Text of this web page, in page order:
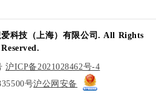
科技（上海）有限公司. All Rights
Reserved.
沪ICP备2021028462号-4
号沪公网安备